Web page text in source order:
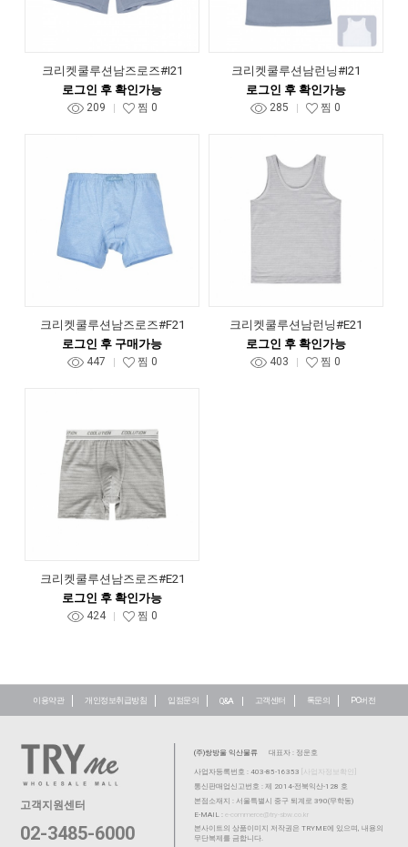
크리켓쿨루션남즈로즈#I21
로그인 후 확인가능
209 찜 0
크리켓쿨루션남런닝#I21
로그인 후 확인가능
285 찜 0
크리켓쿨루션남즈로즈#F21
로그인 후 구매가능
447 찜 0
크리켓쿨루션남런닝#E21
로그인 후 확인가능
403 찜 0
크리켓쿨루션남즈로즈#E21
로그인 후 확인가능
424 찜 0
이용약관 개인정보취급방침 입점문의 Q&A 고객센터 톡문의 PC버전
고객지원센터
02-3485-6000
(주)쌍방울 익산물류 대표자 : 정운호
사업자등록번호 : 403-85-16353
[사업자정보확인]
통신판매업신고번호 : 제 2014-전북익산-128 호
본점소재지 : 서울특별시 중구 퇴계로 390(무학동)
E-MAIL : e-commerce@try-sbw.co.kr
본사이트의 상품이미지 저작권은 TRYME에 있으며, 내용의
무단복제를 금합니다.